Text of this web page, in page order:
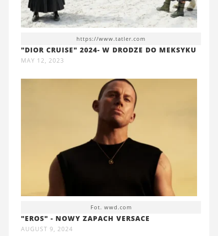
https://www.tatler.com
"DIOR CRUISE" 2024- W DRODZE DO MEKSYKU
MAY 12, 2023
Fot. wwd.com
"EROS" - NOWY ZAPACH VERSACE
AUGUST 9, 2024